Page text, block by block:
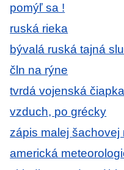
pomýľ sa !
ruská rieka
bývalá ruská tajná
čln na rýne
tvrdá vojenská čiapka
vzduch, po grécky
zápis malej šachovej
americká